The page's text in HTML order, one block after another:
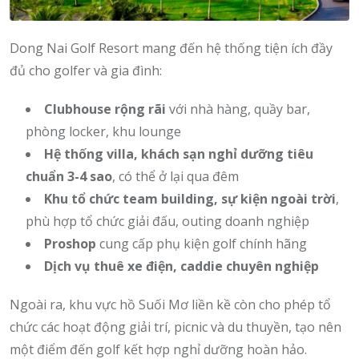
Dong Nai Golf Resort mang đến hệ thống tiện ích đầy
đủ cho golfer và gia đình:
Clubhouse rộng rãi với nhà hàng, quầy bar,
phòng locker, khu lounge
Hệ thống villa, khách sạn nghỉ dưỡng tiêu
chuẩn 3-4 sao, có thể ở lại qua đêm
Khu tổ chức team building, sự kiện ngoài trời,
phù hợp tổ chức giải đấu, outing doanh nghiệp
Proshop cung cấp phụ kiện golf chính hãng
Dịch vụ thuê xe điện, caddie chuyên nghiệp
Ngoài ra, khu vực hồ Suối Mơ liền kề còn cho phép tổ
chức các hoạt động giải trí, picnic và du thuyền, tạo nên
một điểm đến golf kết hợp nghỉ dưỡng hoàn hảo.